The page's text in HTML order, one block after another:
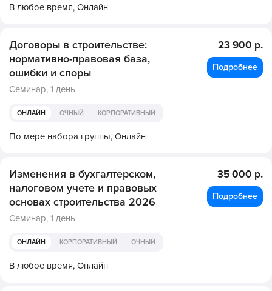
В любое время, Онлайн
Договоры в строительстве:
нормативно-правовая база,
ошибки и споры
Семинар, 1 день
ОНЛАЙН ОЧНЫЙ КОРПОРАТИВНЫЙ
По мере набора группы, Онлайн
23 900 р.
Подробнее
Изменения в бухгалтерском,
налоговом учете и правовых
основах строительства 2026
Семинар, 1 день
ОНЛАЙН КОРПОРАТИВНЫЙ ОЧНЫЙ
В любое время, Онлайн
35 000 р.
Подробнее